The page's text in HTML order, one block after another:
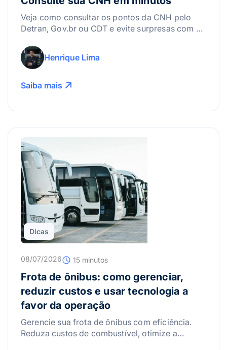
Veja como consultar os pontos da CNH pelo
Detran, Gov.br ou CDT e evite surpresas com a
Henrique Lima
Saiba mais
Dicas
08/07/2026 15 minutos
Frota de ônibus: como gerenciar,
reduzir custos e usar tecnologia a
favor da operação
Gerencie sua frota de ônibus com eficiência.
Reduza custos de combustível, otimize a